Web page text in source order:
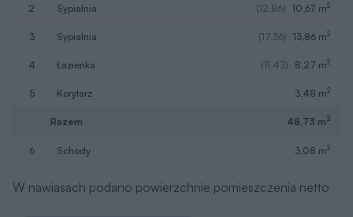
2 sypialnia (12,86) 10,67 m2
3 sypialnia (17,56) 13,86 m2
4 łazienka (11,43) 8,27 m2
5 korytarz 3,48 m2
Razem 48,73 m2
6 schody 3,08 m2
W nawiasach podano powierzchnie pomieszczenia netto